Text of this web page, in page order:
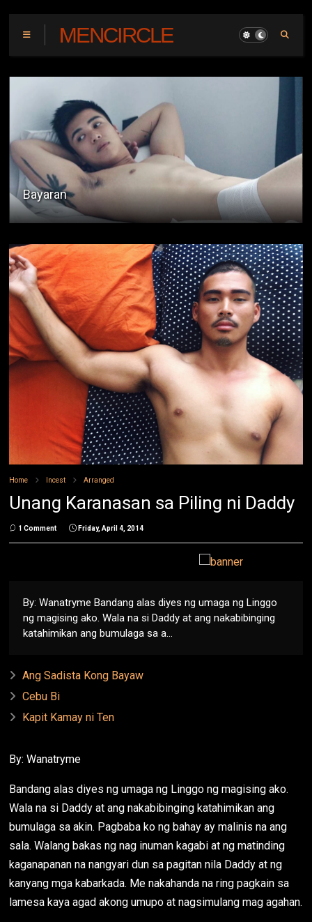
MENCIRCLE
The Engineer
Home Incest Arranged
Unang Karanasan sa Piling ni Daddy
1 Comment Friday, April 4, 2014
By: Wanatryme Bandang alas diyes ng umaga ng Linggo
ng magising ako. Wala na si Daddy at ang nakabibinging
katahimikan ang bumulaga sa a...
Ang Sadista Kong Bayaw
Cebu Bi
Kapit Kamay ni Ten
By: Wanatryme
Bandang alas diyes ng umaga ng Linggo ng magising ako.
Wala na si Daddy at ang nakabibinging katahimikan ang
bumulaga sa akin. Pagbaba ko ng bahay ay malinis na ang
sala. Walang bakas ng nag inuman kagabi at ng matinding
kaganapanan na nangyari dun sa pagitan nila Daddy at ng
kanyang mga kabarkada. Me nakahanda na ring pagkain sa
lamesa kaya agad akong umupo at nagsimulang mag agahan.